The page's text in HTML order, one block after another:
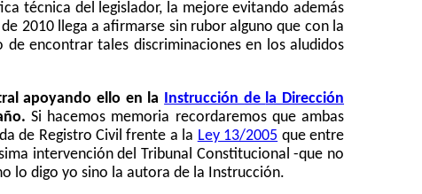
técnica del legislador, la mejore evitando además
2010 llega a afirmarse sin rubor alguno que con la
encontrar tales discriminaciones en los aludidos
apoyando ello en la Instrucción de la Dirección
Si hacemos memoria recordaremos que ambas
de Registro Civil frente a la Ley 13/2005 que entre
intervención del Tribunal Constitucional -que no
lo digo yo sino la autora de la Instrucción.